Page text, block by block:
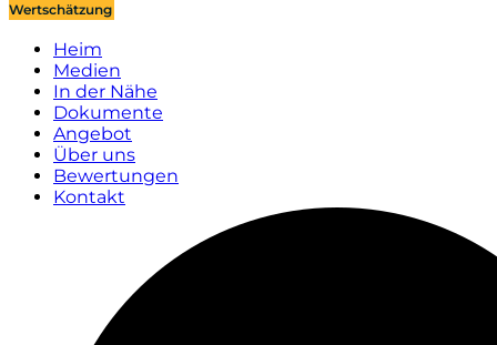
Wertschätzung
Heim
Medien
In der Nähe
Dokumente
Angebot
Über uns
Bewertungen
Kontakt